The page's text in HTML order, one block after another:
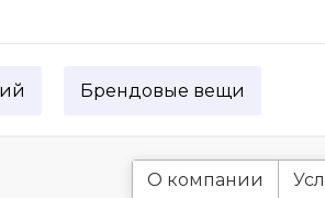
Брендовые вещи
О компании